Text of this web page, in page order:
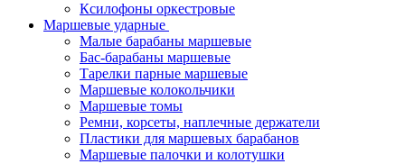
Ксилофоны оркестровые
Маршевые ударные
Малые барабаны маршевые
Бас-барабаны маршевые
Тарелки парные маршевые
Маршевые колокольчики
Маршевые томы
Ремни, корсеты, наплечные держатели
Пластики для маршевых барабанов
Маршевые палочки и колотушки